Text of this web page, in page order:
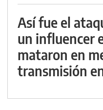
Así fue el
un influencer
mataron en
transmisión